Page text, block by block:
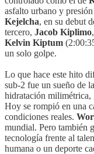
asfalto urbano y
Kejelcha, en su debut
tercero, Jacob Kiplimo
Kelvin Kiptum
un solo golpe.
Lo que hace este hito
sub-2 fue un sueño de
hidratación milimétrica,
Hoy se rompió en una
condiciones reales.
mundial. Pero también
tecnología frente al
humana o un deporte